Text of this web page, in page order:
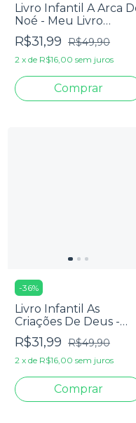
Livro Infantil A Arca
Noé - Meu Livro
Bíblico De Pano
R$31,99 R$49,90
2 x de R$16,00 sem juros
-36%
Livro Infantil As
Criações De Deus -
Meu Livro Bíblico De
Pano
R$31,99 R$49,90
2 x de R$16,00 sem juros